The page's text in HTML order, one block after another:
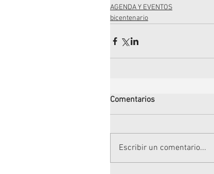
AGENDA Y EVENTOS
bicentenario
Comentarios
Escribir un comentario...